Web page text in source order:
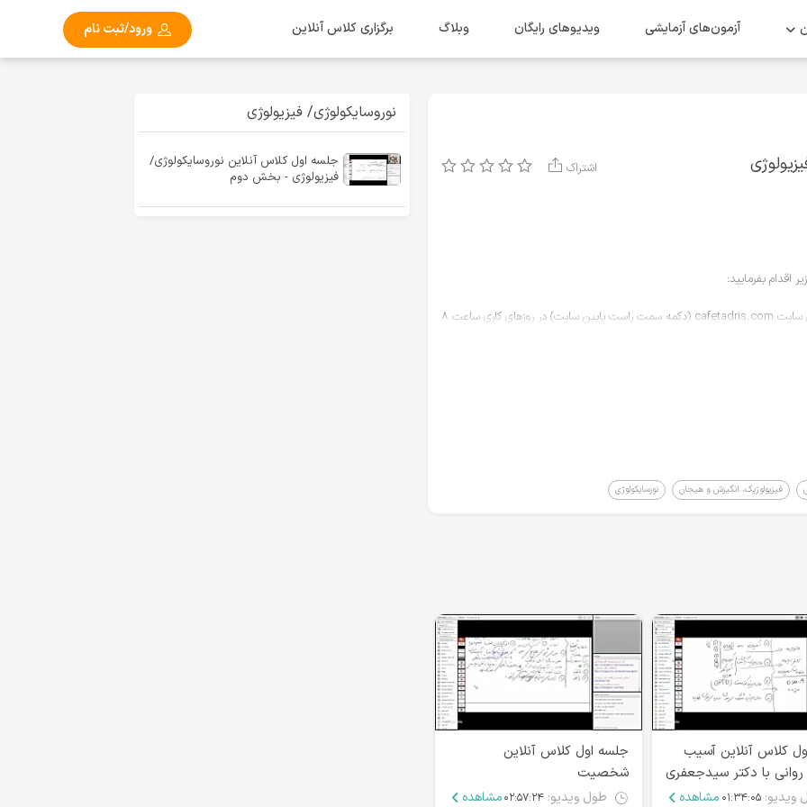
ورود/ثبت نام آزمون‌های آزمایشی ویدیو‌های رایگان وبلاگ برگزاری کلاس آنلاین
اشتراک
اقدام بفرمایید:
جهت گفتگو با پشتیبانی کافه تدریس، از طریق چت آنلاین سایت cafetadris.com (دکمه سمت راست پایین سایت) در روزهای کاری ساعت ۸
فیزیولوژیک، انگیزش و هیجان نورسایکولوژی
کلاس آنلاین آسیب
با دکتر سیدجعفری
ویدیو: ۰۱:۳۴:۰۵ مشاهده
جلسه اول کلاس آنلاین
شخصیت
طول ویدیو: ۰۲:۵۷:۲۴مشاهده
نوروسایکولوژی/ فیزیولوژی
جلسه اول کلاس آنلاین نوروسایکولوژی/
فیزیولوژی - بخش دوم